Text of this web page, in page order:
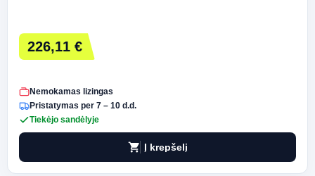
226,11 €
Nemokamas lizingas
Pristatymas per 7 – 10 d.d.
Tiekėjo sandėlyje
shopping_cart Į krepšelį